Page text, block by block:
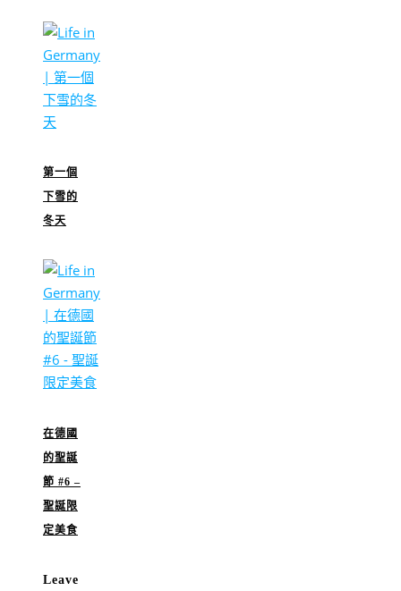
第一個
下雪的
冬天
在德國
的聖誕
節 #6 –
聖誕限
定美食
Leave